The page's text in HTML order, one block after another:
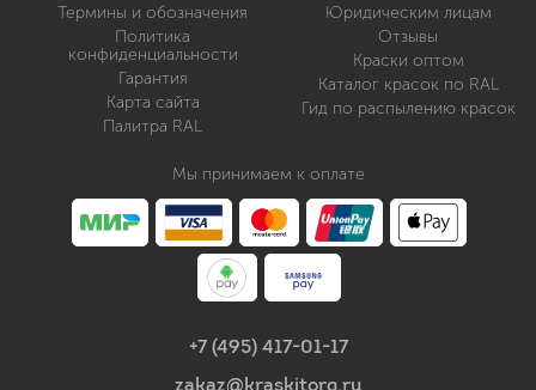
Термины и обозначения
Политика
конфиденциальности
Гарантия
Карта сайта
Палитра RAL
Юридическим лицам
Отзывы
Краски оптом
Каталог красок по RAL
Гид по распылению красок
Мы принимаем к оплате
+7 (495) 417-01-17
zakaz@kraskitorg.ru